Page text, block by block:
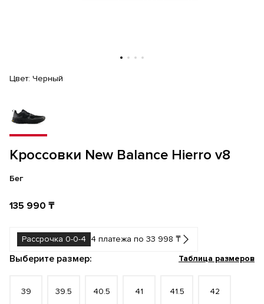
Кроссовки New Balance Hierro v8
Бег
135 990 ₸
Рассрочка 0-0-4 4 платежа по 33 998 ₸
Цвет: Черный
Выберите размер: Таблица размеров
39 39.5 40.5 41 41.5 42